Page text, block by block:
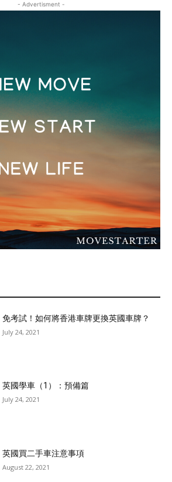
- Advertisment -
免考試！如何將香港車牌更換英國車牌？
July 24, 2021
英國學車（1）：預備篇
July 24, 2021
英國買二手車注意事項
August 22, 2021